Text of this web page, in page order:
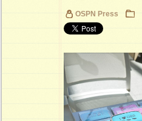
OSPN Press